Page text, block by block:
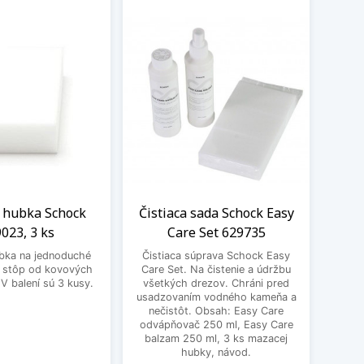
Schock
3 ks
na jednoduché
stôp od kovových
balení sú 3 kusy.
Čistiaca sada Schock Easy
Care Set 629735
Čistiaca súprava Schock Easy
Care Set. Na čistenie a údržbu
všetkých drezov. Chráni pred
usadzovaním vodného kameňa a
nečistôt. Obsah: Easy Care
odvápňovač 250 ml, Easy Care
balzam 250 ml, 3 ks mazacej
hubky, návod.